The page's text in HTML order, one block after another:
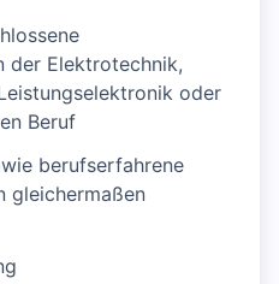
der Elektrotechnik,
oder
Beruf
berufserfahrene
gleichermaßen